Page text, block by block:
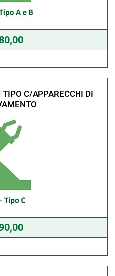
TIPO C/APPARECCHI DI